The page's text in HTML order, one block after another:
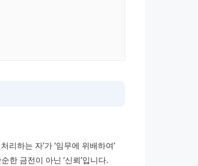
하는 자’가 ‘임무에 위배하여’
한 금전이 아닌 ‘신뢰’입니다.